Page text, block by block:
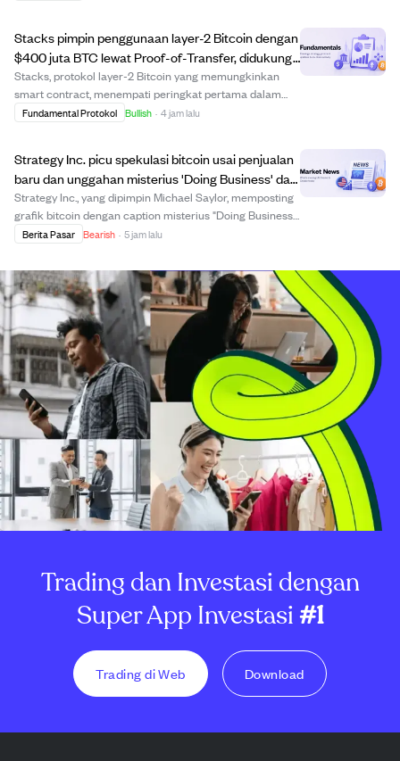
Mi...
Stacks pimpin penggunaan layer-2 Bitcoin dengan
$400 juta BTC lewat Proof-of-Transfer, didukung
Bitfinex.
Stacks, protokol layer-2 Bitcoin yang memungkinkan
smart contract, menempati peringkat pertama dalam
penggunaan Bitcoin menurut Bitfinex. Protokol ini telah
Fundamental Protokol Bullish · 4 jam lalu
Strategy Inc. picu spekulasi bitcoin usai penjualan
baru dan unggahan misterius 'Doing Business' dari
Michael Saylor.
Strategy Inc., yang dipimpin Michael Saylor, memposting
grafik bitcoin dengan caption misterius "Doing Business,"
memicu spekulasi langkah selanjutnya. Perusahaan
mengurangi kepemilikan menjadi 842.138 BTC...
Berita Pasar Bearish · 5 jam lalu
Trading dan Investasi dengan
Super App Investasi#1
Trading di Web Download